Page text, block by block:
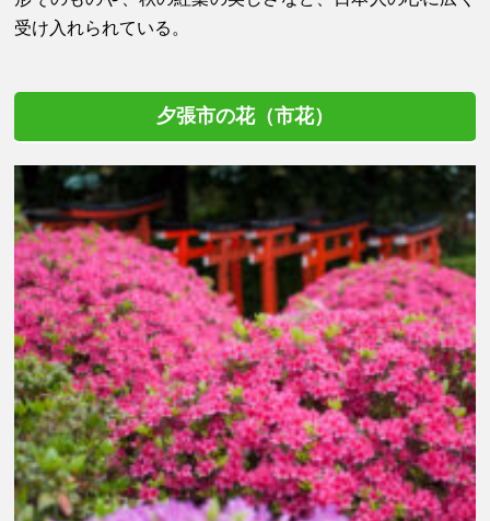
受け入れられている。
夕張市の花（市花）